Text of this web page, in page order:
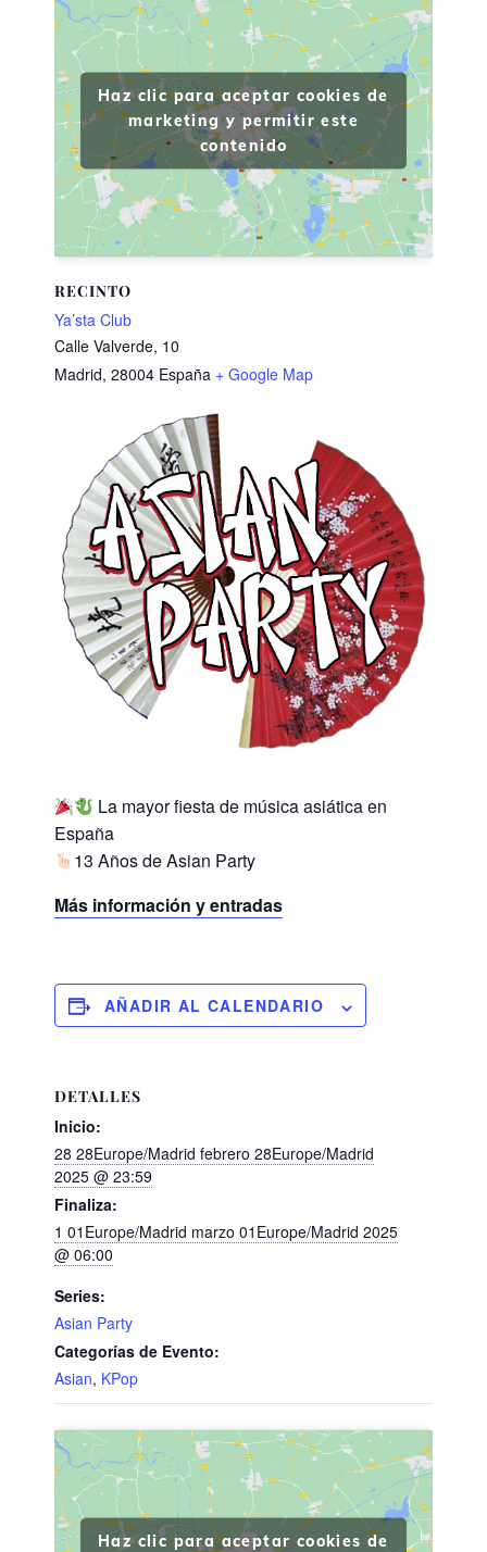
RECINTO
Ya’sta Club
Calle Valverde, 10
Madrid, 28004 España + Google Map
Haz clic para aceptar cookies de
marketing y permitir este
contenido
La mayor fiesta de música asiática en
España
13 Años de Asian Party
Más información y entradas
AÑADIR AL CALENDARIO
DETALLES
Inicio:
28 28Europe/Madrid febrero 28Europe/Madrid
2025 @ 23:59
Finaliza:
1 01Europe/Madrid marzo 01Europe/Madrid 2025
@ 06:00
Series:
Asian Party
Categorías de Evento:
Asian, KPop
Haz clic para aceptar cookies de